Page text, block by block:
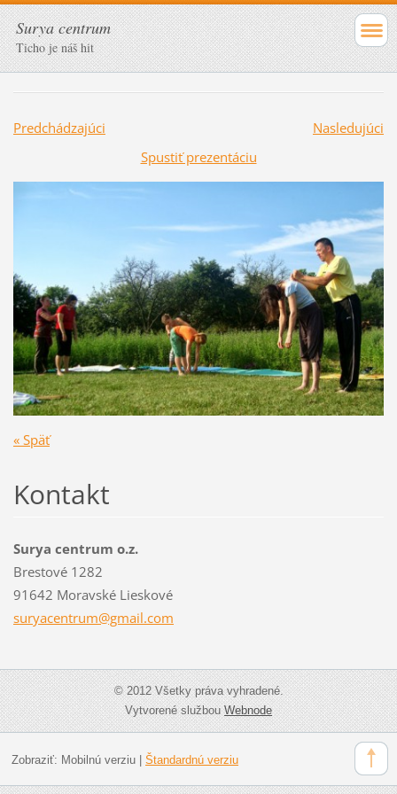
Surya centrum
Ticho je náš hit
Predchádzajúci
Nasledujúci
Spustiť prezentáciu
« Späť
Kontakt
Surya centrum o.z.
Brestové 1282
91642 Moravské Lieskové
suryacentrum@gmail.com
© 2012 Všetky práva vyhradené.
Vytvorené službouWebnode
Zobraziť: Mobilnú verziu| Štandardnú verziu